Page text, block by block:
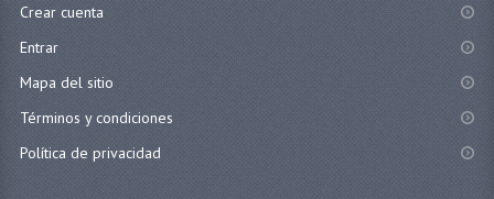
Crear cuenta
Entrar
Mapa del sitio
Términos y condiciones
Política de privacidad